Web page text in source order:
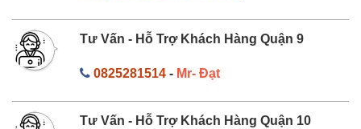
Tư Vấn - Hỗ Trợ Khách Hàng Quận 9
0825281514- Mr- Đạt
Tư Vấn - Hỗ Trợ Khách Hàng Quận 10